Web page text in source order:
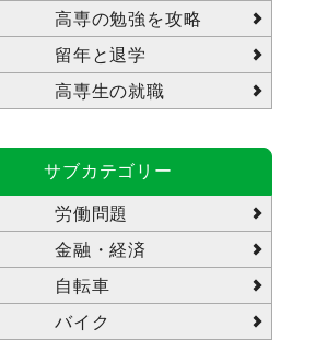
高専の勉強を攻略
留年と退学
高専生の就職
サブカテゴリー
労働問題
金融・経済
自転車
バイク